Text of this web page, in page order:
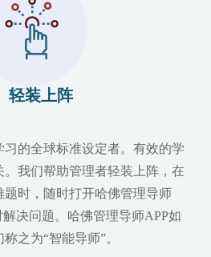
轻装上阵
的全球标准设定者。有效的学
我们帮助管理者轻装上阵，在
时，随时打开哈佛管理导师
决问题。哈佛管理导师APP如
之为“智能导师”。